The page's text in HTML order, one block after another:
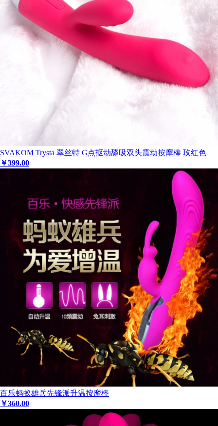
SVAKOM Trysta 翠丝特 G点抠动舔吸双头震动按摩棒 玫红色
￥399.00
百乐蚂蚁雄兵先锋派升温按摩棒
￥360.00